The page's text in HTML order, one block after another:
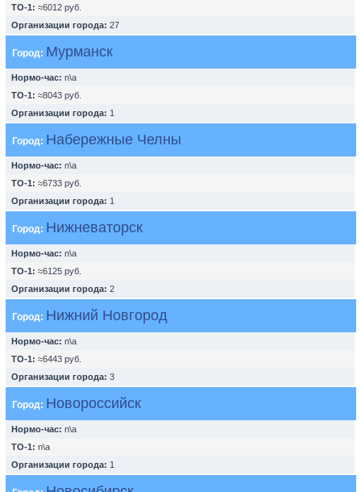
ТО-1: ≈6012 руб.
Организации города: 27
Город: Мурманск
Нормо-час: n\a
ТО-1: ≈8043 руб.
Организации города: 1
Город: Набережные Челны
Нормо-час: n\a
ТО-1: ≈6733 руб.
Организации города: 1
Город: Нижневаторск
Нормо-час: n\a
ТО-1: ≈6125 руб.
Организации города: 2
Город: Нижний Новгород
Нормо-час: n\a
ТО-1: ≈6443 руб.
Организации города: 3
Город: Новороссийск
Нормо-час: n\a
ТО-1: n\a
Организации города: 1